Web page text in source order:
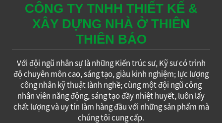
CÔNG TY TNHH THIẾT KẾ &
XÂY DỰNG NHÀ Ở THIÊN
THIÊN BẢO
Với đội ngũ nhân sự là những Kiến trúc sư, Kỹ sư có trình
độ chuyên môn cao, sáng tạo, giàu kinh nghiệm; lực lượng
công nhân kỹ thuật lành nghề; cùng một đội ngũ công
nhân viên năng động, sáng tạo đầy nhiệt huyết, luôn lấy
chất lượng và uy tín làm hàng đầu với những sản phẩm mà
chúng tôi cung cấp.